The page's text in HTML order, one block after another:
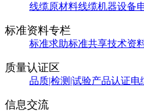
线缆原材料线缆机器设备
标准资料专栏
标准求助标准共享技术资
质量认证区
品质|检测|试验产品认证电
信息交流